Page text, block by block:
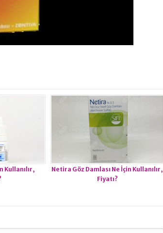
Kullanılır,
Netira Göz Damlası Ne İçin Kullanılır,
Fiyatı?